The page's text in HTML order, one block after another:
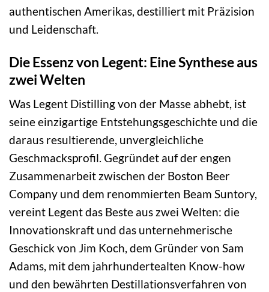
authentischen Amerikas, destilliert mit Präzision
und Leidenschaft.
Die Essenz von Legent: Eine Synthese aus
zwei Welten
Was Legent Distilling von der Masse abhebt, ist
seine einzigartige Entstehungsgeschichte und die
daraus resultierende, unvergleichliche
Geschmacksprofil. Gegründet auf der engen
Zusammenarbeit zwischen der Boston Beer
Company und dem renommierten Beam Suntory,
vereint Legent das Beste aus zwei Welten: die
Innovationskraft und das unternehmerische
Geschick von Jim Koch, dem Gründer von Sam
Adams, mit dem jahrhundertealten Know-how
und den bewährten Destillationsverfahren von